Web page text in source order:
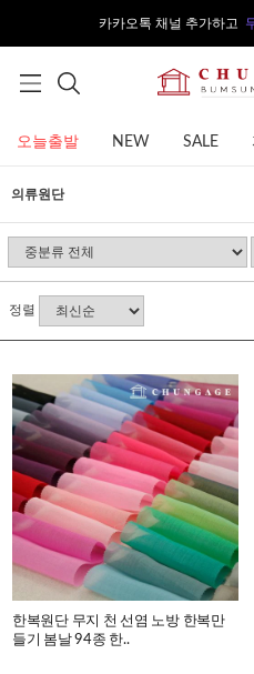
카카오톡 채널 추가하고
오늘출발 NEW SALE
의류원단
정렬
한복원단 무지 천 선염 노방 한복만
들기 봄날 94종 한..